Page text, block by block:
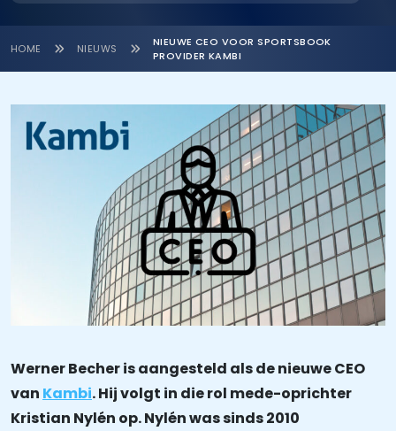
HOME NIEUWS
NIEUWE CEO VOOR SPORTSBOOK
PROVIDER KAMBI
Werner Becher is aangesteld als de nieuwe CEO
van Kambi. Hij volgt in die rol mede-oprichter
Kristian Nylén op. Nylén was sinds 2010